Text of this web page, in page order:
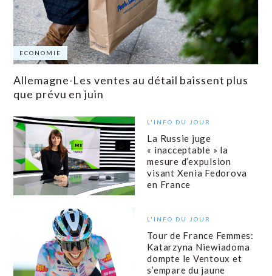
ECONOMIE
Allemagne-Les ventes au détail baissent plus
que prévu en juin
L'INFO DU JOUR
La Russie juge
« inacceptable » la
mesure d’expulsion
visant Xenia Fedorova
en France
L'INFO DU JOUR
Tour de France Femmes:
Katarzyna Niewiadoma
dompte le Ventoux et
s’empare du jaune